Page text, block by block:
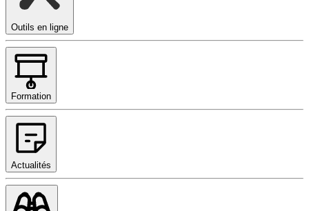
Outils en ligne
Formation
Actualités